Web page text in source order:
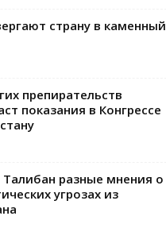
страну в каменный
препирательств
показания в Конгрессе
разные мнения о
угрозах из